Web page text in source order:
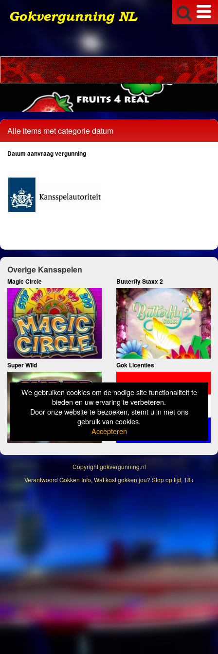
We gebruiken cookies om de nodige site functionaliteit te
bieden en uw ervaring te verbeteren.
Door onze website te bezoeken, stemt u in met ons
gebruik van cookies.
Accepteren
Alle items met categorie datum
Datum aanvraag vergunning
Overige Kansspelen
Magic Circle Butterfly Staxx 2
Super Wild Gok Licenties
Copyrightgokvergunning.nl
Verantwoord Gokken Info, Wat kost gokken jou? Stop op tijd, 18+